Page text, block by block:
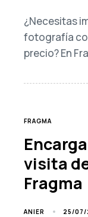
¿Necesitas
fotografía
precio? En
TAGS
FRAGMA
visita
Fragma
ANIER 25/07/